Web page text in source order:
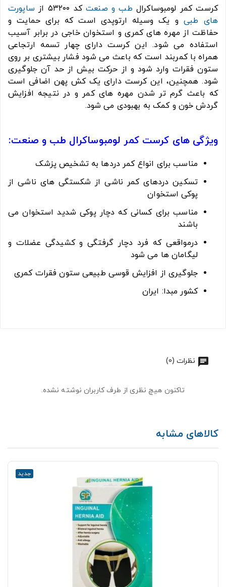
کرست کمر لومبوساکرال طب و صنعتکد ۵۳۲۰۰ از
ساپورت
های طبی و یک وسیله ارتوپدی است که برای حمایت و
حفاظت از مهره های کمری و استخوان خاجی در برابر آسیب
استفاده می شود. این کرست دارای چهار تسمه ارتجاعی
همراه با کمربند است که باعث می شود فشار بیشتری بر روی
ستون فقرات وارد شود و از حرکت بیش از حد آن جلوگیری
شود. همچنین، این کرست دارای یک کش پهن اضافی است
که باعث گرم تر شدن مهره های کمر و در نتیجه افزایش
گردش خون و کمک به بهبودی می شود.
ویژگی های کرست کمر لومبوساکرال طب و صنعت:
مناسب برای انواع کمر دردها به تشخیص پزشک
تسکین دردهای کمر ناشی از شکستگی های ناشی از
پوکی استخوان
مناسب برای کسانی که دچار پوکی شدید استخوان می
باشند
درمواقعی که فرد دچار گرفتگی و کشیدگی عضلات و
لیگامان ها می شود
جلوگیری از افزایش قوسی طبیعی ستون فقرات کمری
کشور مبدا: ایران
نظرات (0)
تاکنون هیچ نظری از طرف کاربران نوشته نشده.
کالاهای مشابه
جدید